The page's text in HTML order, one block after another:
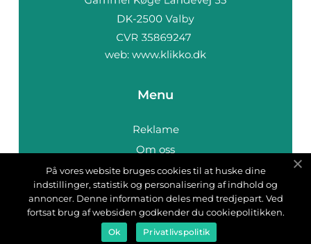
web: www.klikko.dk
Menu
Reklame
Om oss
Cookies
Kontakt Oss
Sitemap
På vores website bruges cookies til at huske dine
indstillinger, statistik og personalisering af indhold og
annoncer. Denne information deles med tredjepart. Ved
fortsat brug af websiden godkender du cookiepolitikken.
Ok Privatlivspolitik